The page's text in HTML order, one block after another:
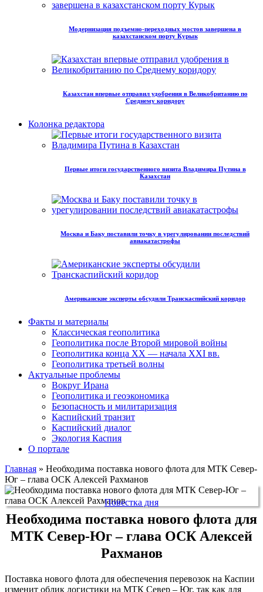
Модернизация подъемно-переходных мостов завершена в
казахстанском порту Курык
Казахстан впервые отправил удобрения в Великобританию по
Среднему коридору
Колонка редактора
Первые итоги государственного визита Владимира Путина в
Казахстан
Москва и Баку поставили точку в урегулировании последствий
авиакатастрофы
Американские эксперты обсудили Транскаспийский коридор
Факты и материалы
Классическая геополитика
Геополитика после Второй мировой войны
Геополитика конца XX — начала XXI вв.
Геополитика третьей волны
Актуальные проблемы
Вокруг Ирана
Геополитика и геоэкономика
Безопасность и милитаризация
Каспийский транзит
Каспийский диалог
Экология Каспия
О портале
Главная » Необходима поставка нового флота для МТК Север-
Юг – глава ОСК Алексей Рахманов
Повестка дня
Необходима поставка нового флота для
МТК Север-Юг – глава ОСК Алексей
Рахманов
Поставка нового флота для обеспечения перевозок на Каспии
изменит облик логистики на МТК Север – Юг, так как для